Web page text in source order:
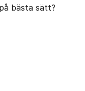
bästa sätt?